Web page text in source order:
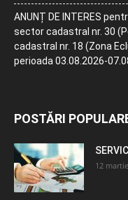
ANUNȚ DE INTERES
sector cadastral nr. 30
cadastral nr. 18 (Zona
perioada 03.08.2026-
POSTĂRI
12